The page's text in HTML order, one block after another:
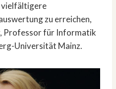
vielfältigere
zu erreichen,
Professor für Informatik
Universität Mainz.